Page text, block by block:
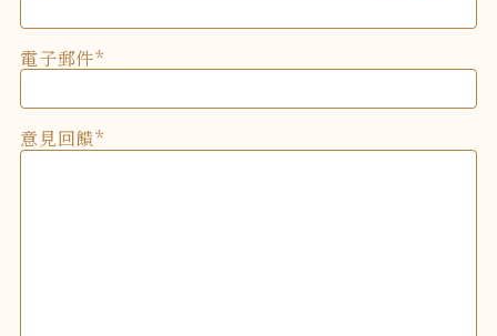
電子郵件
意見回饋